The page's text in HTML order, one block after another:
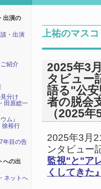
上祐のマス
2025年3
タビュー
語る"公
者の脱会
（2025
2025年3月
ンタビュー
監視"と"ア
くしてきた
出演の
・出演
紹介
分け
田原総一
ム』
徐裕行
年目の告
への出
ネットへ